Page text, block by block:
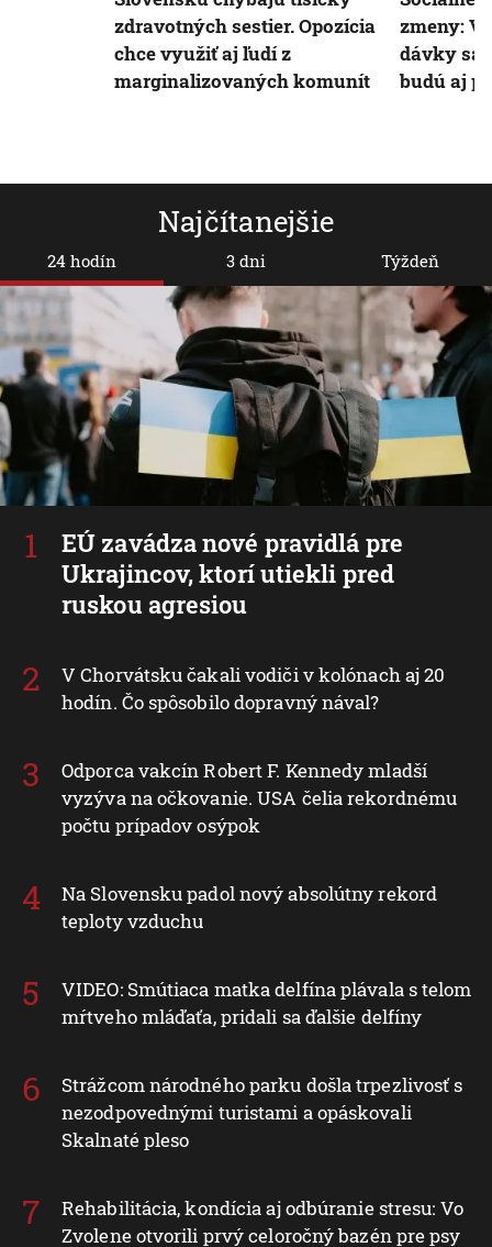
Najčítanejšie
24 hodín
EÚ zavádza nové pravidlá pre
Ukrajincov, ktorí utiekli pred
ruskou agresiou
V Chorvátsku čakali vodiči v kolónach aj 20
hodín. Čo spôsobilo dopravný nával?
Odporca vakcín Robert F. Kennedy mladší
vyzýva na očkovanie. USA čelia rekordnému
počtu prípadov osýpok
Na Slovensku padol nový absolútny rekord
teploty vzduchu
VIDEO: Smútiaca matka delfína plávala s telom
mŕtveho mláďaťa, pridali sa ďalšie delfíny
Strážcom národného parku došla trpezlivosť s
nezodpovednými turistami a opáskovali
Skalnaté pleso
Rehabilitácia, kondícia aj odbúranie stresu: Vo
Zvolene otvorili prvý celoročný bazén pre psy
3 dni Týždeň
zdravotných sestier. Opozícia
chce využiť aj ľudí z
marginalizovaných komunít
zmeny:
dávky sa
budú aj